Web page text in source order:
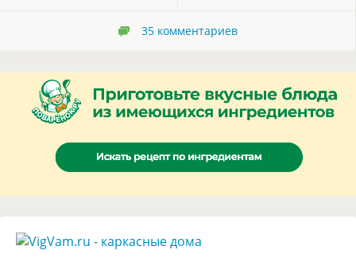
35 комментариев